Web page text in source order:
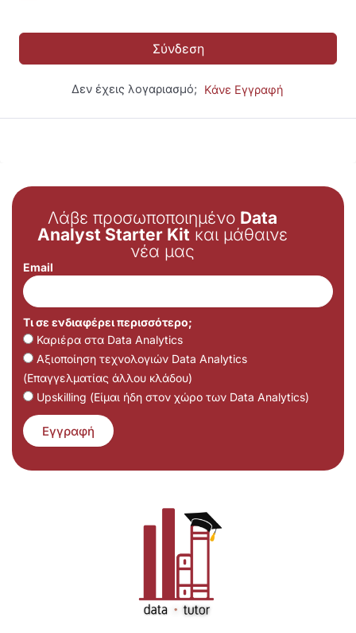
Σύνδεση
Δεν έχεις λογαριασμό; Κάνε Εγγραφή
Λάβε προσωποποιημένο Data
Analyst Starter Kit και μάθαινε
νέα μας
Email
Τι σε ενδιαφέρει περισσότερο;
Καριέρα στα Data Analytics
Αξιοποίηση τεχνολογιών Data Analytics
(Επαγγελματίας άλλου κλάδου)
Upskilling (Είμαι ήδη στον χώρο των Data Analytics)
Εγγραφή